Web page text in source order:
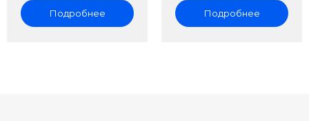
Подробнее Подробнее